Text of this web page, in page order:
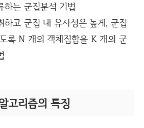
하는 군집분석 기법
고 군집 내 유사성은 높게, 군집
록 N 개의 객체집합을 K 개의 군
고리즘의 특징